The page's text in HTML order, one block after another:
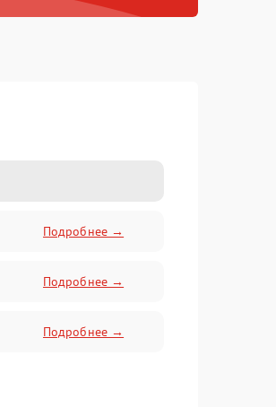
Подробнее →
Подробнее →
Подробнее →